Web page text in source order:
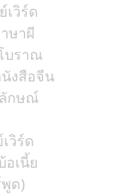
เวิร์ด
ษาผี
บราณ
งสือจีน
กษณ์
วิร์ด
อเนี้ย
ด)